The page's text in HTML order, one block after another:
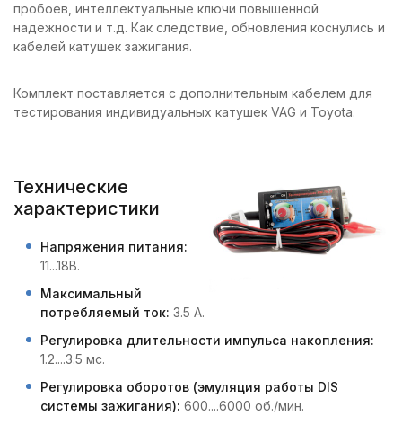
пробоев, интеллектуальные ключи повышенной
надежности и т.д. Как следствие, обновления коснулись и
кабелей катушек зажигания.
Комплект поставляется с дополнительным кабелем для
тестирования индивидуальных катушек VAG и Toyota.
Технические
характеристики
Напряжения питания:
11...18В.
Максимальный
потребляемый ток: 3.5 А.
Регулировка длительности импульса накопления:
1.2....3.5 мс.
Регулировка оборотов (эмуляция работы DIS
системы зажигания): 600....6000 об./мин.